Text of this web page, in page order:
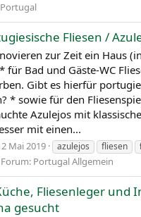
Fliesen /
zur Zeit ein Haus
für Bad und Gäste-WC
Gibt es hierfür
* sowie für den
Azulejos mit
mit einen...
Mai 2019 azulejos fliesen
Forum: Portugal Allgemein
Fliesenleger und
gesucht